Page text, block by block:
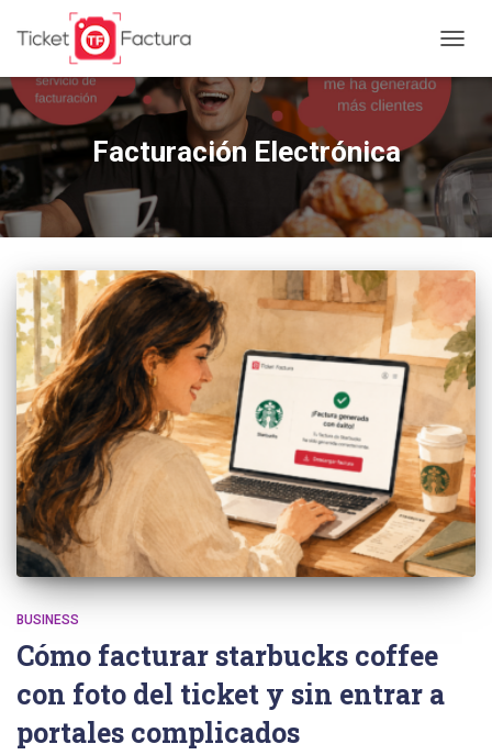
Facturación Electrónica
BUSINESS
Cómo facturar starbucks coffee
con foto del ticket y sin entrar a
portales complicados